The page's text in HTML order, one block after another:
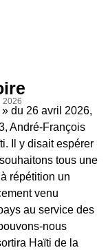
2026
du 26 avril 2026,
André-François
Il y disait espérer
tous une
répétition un
venu
au service des
nous
Haïti de la